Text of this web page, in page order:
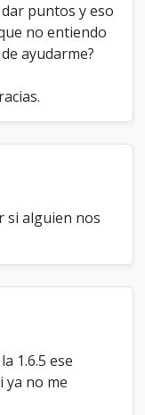
puntos y eso
no entiendo
ayudarme?
si alguien nos
1.6.5 ese
ya no me